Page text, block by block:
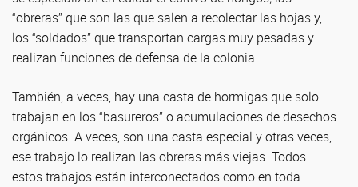
“obreras” que son las que salen a recolectar las hojas y,
los “soldados” que transportan cargas muy pesadas y
realizan funciones de defensa de la colonia.
También, a veces, hay una casta de hormigas que solo
trabajan en los “basureros” o acumulaciones de desechos
orgánicos. A veces, son una casta especial y otras veces,
ese trabajo lo realizan las obreras más viejas. Todos
estos trabajos están interconectados como en toda